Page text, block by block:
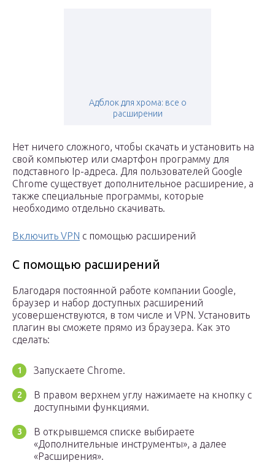
Адблок для хрома: все о
расширении
Нет ничего сложного, чтобы скачать и установить на
свой компьютер или смартфон программу для
подставного Ip-адреса. Для пользователей Google
Chrome существует дополнительное расширение, а
также специальные программы, которые
необходимо отдельно скачивать.
Включить VPN с помощью расширений
С помощью расширений
Благодаря постоянной работе компании Google,
браузер и набор доступных расширений
усовершенствуются, в том числе и VPN. Установить
плагин вы сможете прямо из браузера. Как это
сделать:
Запускаете Chrome.
В правом верхнем углу нажимаете на кнопку с
доступными функциями.
В открывшемся списке выбираете
«Дополнительные инструменты», а далее
«Расширения».